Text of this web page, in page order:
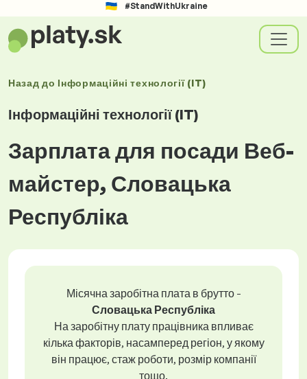
#StandWithUkraine
Назад до Інформаційні технології (IT)
Інформаційні технології (IT)
Зарплата для посади Веб-
майстер, Словацька
Республіка
Місячна заробітна плата в брутто -
Словацька Республіка
На заробітну плату працівника впливає
кілька факторів, насамперед регіон, у якому
він працює, стаж роботи, розмір компанії
тощо.